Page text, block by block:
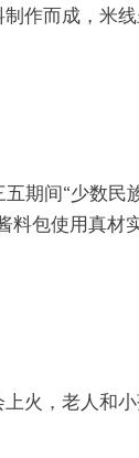
作而成，米
五期间“少数民
料包使用真材
火，老人和小